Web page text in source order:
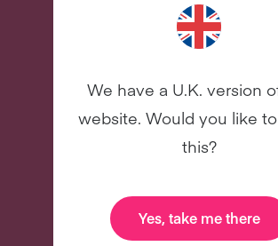
electrónicos para
asesorarte
We have a U.K. version
website. Would you like
this?
Yes, take me there